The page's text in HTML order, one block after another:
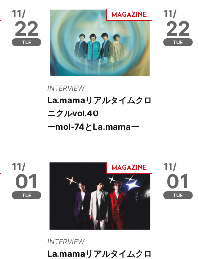
11/
22
TUE
INTERVIEW
La.mamaリアルタイムクロ
ニクルvol.40
ーmol-74とLa.mamaー
11/
22
TUE
11/
01
TUE
INTERVIEW
La.mamaリアルタイムクロ
11/
01
TUE